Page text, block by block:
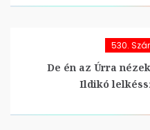
530.
De én az Úrra
Ildikó